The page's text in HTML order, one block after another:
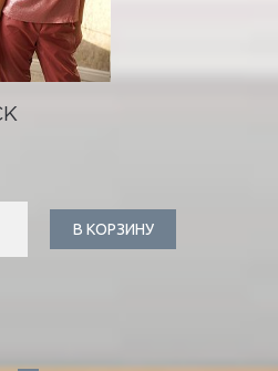
В КОРЗИНУ